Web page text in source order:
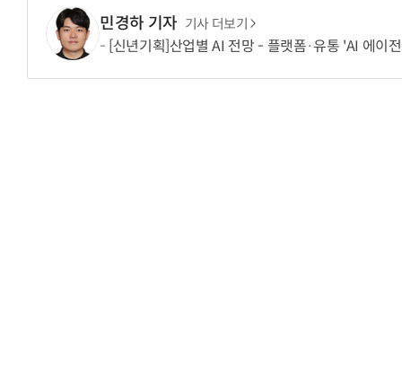
민경하 기자 기사 더보기
[신년기획]산업별 AI 전망 - 플랫폼·유통 'AI 에이